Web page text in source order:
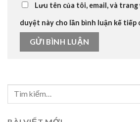
Lưu tên của tôi, email, và
duyệt này cho lần bình luận kế tiếp